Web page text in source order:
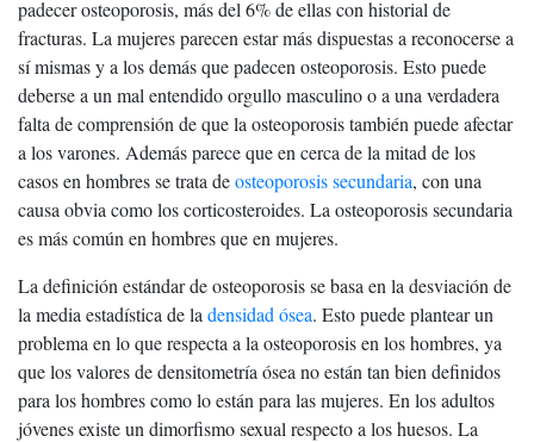
padecer osteoporosis, más del 6% de ellas con historial de
fracturas. La mujeres parecen estar más dispuestas a reconocerse a
sí mismas y a los demás que padecen osteoporosis. Esto puede
deberse a un mal entendido orgullo masculino o a una verdadera
falta de comprensión de que la osteoporosis también puede afectar
a los varones. Además parece que en cerca de la mitad de los
casos en hombres se trata deosteoporosis secundaria, con una
causa obvia como los corticosteroides. La osteoporosis secundaria
es más común en hombres que en mujeres.
La definición estándar de osteoporosis se basa en la desviación de
la media estadística de la densidad ósea. Esto puede plantear un
problema en lo que respecta a la osteoporosis en los hombres, ya
que los valores de densitometría ósea no están tan bien definidos
para los hombres como lo están para las mujeres. En los adultos
jóvenes existe un dimorfismo sexual respecto a los huesos. La